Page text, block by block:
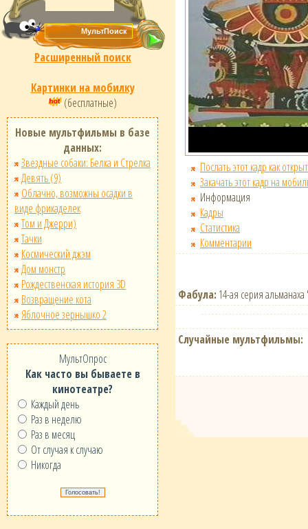
Расширенный поиск
Картинки на мобилку
(бесплатные)
Новые мультфильмы в базе
данных:
Звёздные собаки: Белка и Стрелка
Девять (9)
Облачно, возможны осадки в
виде фрикаделек
Том и Джерри)
Тачки
Космический джэм
Дом монстр
Рождественская история 3D
Возвращение кота
Яблочное зернышко 2
МультОпрос
Как часто вы бываете в
кинотеатре?
Каждый день
Раз в неделю
Раз в месяц
От случая к случаю
Никогда
Послать этот кадр как
Закачать этот кадр на
Информация
Кадры
Статистика
Комментарии
Фабула: 14-ая серия
Случайные мультфильмы: